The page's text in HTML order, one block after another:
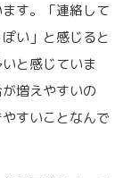
す。「連絡して
い」と感じると
と感じていま
増えやすいの
すいことなんで